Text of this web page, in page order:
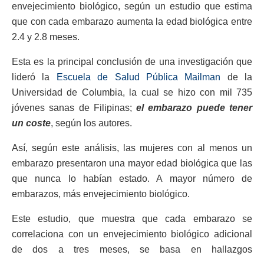
envejecimiento biológico, según un estudio que estima
que con cada embarazo aumenta la edad biológica entre
2.4 y 2.8 meses.
Esta es la principal conclusión de una investigación que
lideró la
Escuela de Salud Pública Mailman de la
Universidad de Columbia, la cual se hizo con mil 735
jóvenes sanas de Filipinas;el embarazo puede tener
un coste, según los autores.
Así, según este análisis, las mujeres con al menos un
embarazo presentaron una mayor edad biológica que las
que nunca lo habían estado. A mayor número de
embarazos, más envejecimiento biológico.
Este estudio, que muestra que cada embarazo se
correlaciona con un envejecimiento biológico adicional
de dos a tres meses, se basa en hallazgos